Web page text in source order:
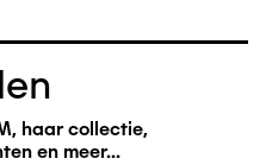
haar collectie,
en meer...